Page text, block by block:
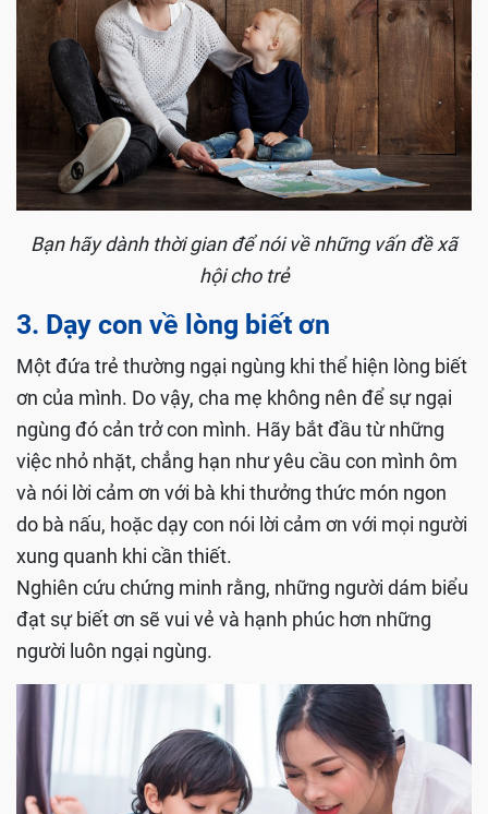
Bạn hãy dành thời gian để nói về những vấn đề xã
hội cho trẻ
3. Dạy con về lòng biết ơn
Một đứa trẻ thường ngại ngùng khi thể hiện lòng biết
ơn của mình. Do vậy, cha mẹ không nên để sự ngại
ngùng đó cản trở con mình. Hãy bắt đầu từ những
việc nhỏ nhặt, chẳng hạn như yêu cầu con mình ôm
và nói lời cảm ơn với bà khi thưởng thức món ngon
do bà nấu, hoặc dạy con nói lời cảm ơn với mọi người
xung quanh khi cần thiết.
Nghiên cứu chứng minh rằng, những người dám biểu
đạt sự biết ơn sẽ vui vẻ và hạnh phúc hơn những
người luôn ngại ngùng.